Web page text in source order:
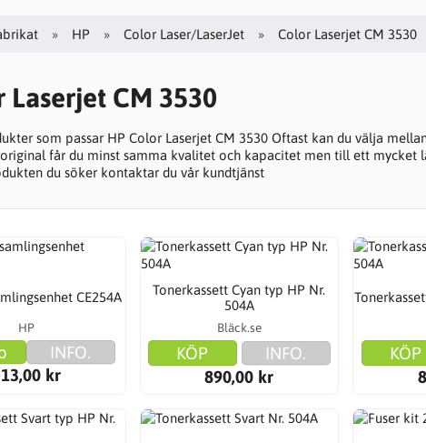
HP Color Laser/LaserJet Color Laserjet CM 3530
Laserjet CM 3530
som passar HP Color Laserjet CM 3530 Oftast kan du välja
får du minst samma kvalitet och kapacitet men till ett mycket
du söker kontaktar du vår kundtjänst
CE254A
HP
INFO.
kr
Tonerkassett Cyan typ HP Nr.
504A
Bläck.se
KÖP
INFO.
890,00 kr
KÖP